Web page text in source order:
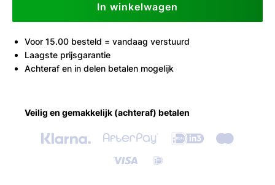
In winkelwagen
Voor 15.00 besteld = vandaag verstuurd
Laagste prijsgarantie
Achteraf en in delen betalen mogelijk
Veilig en gemakkelijk (achteraf) betalen